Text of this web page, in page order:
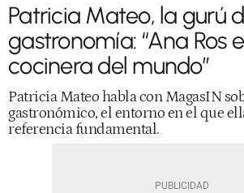
Patricia Mateo, la gurú
gastronomía: “Ana Ros
cocinera del mundo”
Patricia Mateo habla con MagasIN
gastronómico, el entorno en el que
referencia fundamental.